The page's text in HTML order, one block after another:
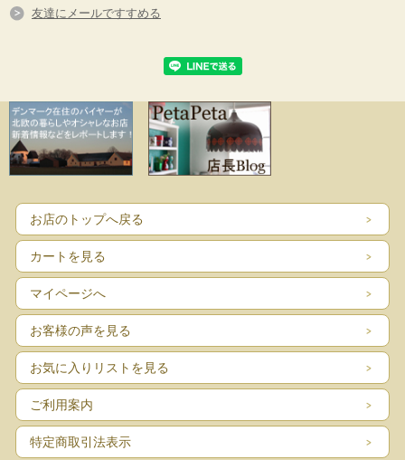
友達にメールですすめる
お店のトップへ戻る
カートを見る
マイページへ
お客様の声を見る
お気に入りリストを見る
ご利用案内
特定商取引法表示